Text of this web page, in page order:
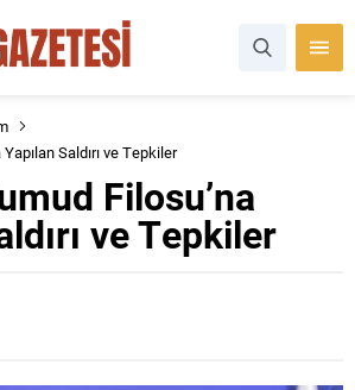
Saldırı ve Tepkiler
Filosu’na
ve Tepkiler